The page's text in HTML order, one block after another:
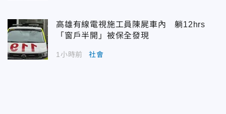
高雄有線電視施工員陳屍車內 躺12hrs
「窗戶半開」被保全發現
1小時前 社會